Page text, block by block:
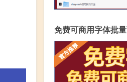
免费可商用字体批